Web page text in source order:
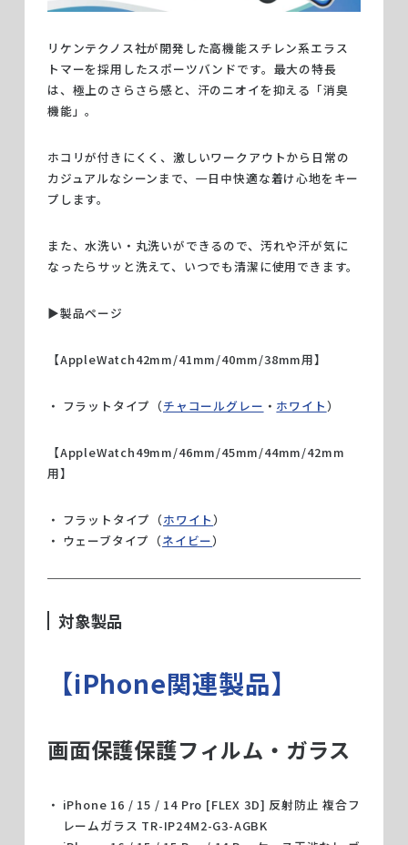
リケンテクノス社が開発した高機能スチレン系エラス
トマーを採用したスポーツバンドです。最大の特長
は、極上のさらさら感と、汗のニオイを抑える「消臭
機能」。
ホコリが付きにくく、激しいワークアウトから日常の
カジュアルなシーンまで、一日中快適な着け心地をキー
プします。
また、水洗い・丸洗いができるので、汚れや汗が気に
なったらサッと洗えて、いつでも清潔に使用できます。
▶︎製品ページ
【AppleWatch42mm/41mm/40mm/38mm用】
フラットタイプ（チャコールグレー ・ ホワイト）
【AppleWatch49mm/46mm/45mm/44mm/42mm
用】
フラットタイプ（ホワイト）
ウェーブタイプ（ネイビー）
対象製品
【iPhone関連製品】
画面保護保護フィルム・ガラス
iPhone 16 / 15 / 14 Pro [FLEX 3D] 反射防止 複合フ
レームガラス TR-IP24M2-G3-AGBK